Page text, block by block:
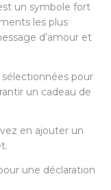
un symbole fort
les plus
d’amour et
pour
un cadeau de
en ajouter un
une déclaration